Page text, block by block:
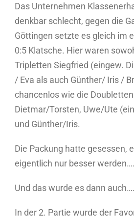
Das Unternehmen
denkbar schlecht, gegen die
Göttingen setzte es gleich im
0:5 Klatsche. Hier waren
Tripletten Siegfried (eingew.
/ Eva als auch Günther/ Iris /
chancenlos wie die
Dietmar/Torsten, Uwe/Ute
und Günther/Iris.
Die Packung hatte gesessen,
eigentlich nur besser
Und das wurde es dann
In der 2. Partie wurde der